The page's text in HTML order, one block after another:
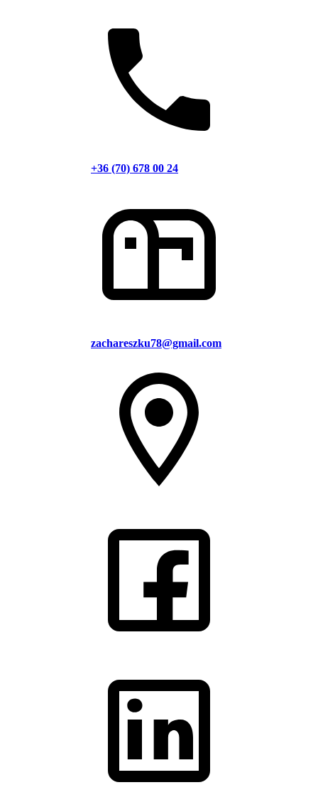
+36 (70) 678 00 24
zachareszku78@gmail.com